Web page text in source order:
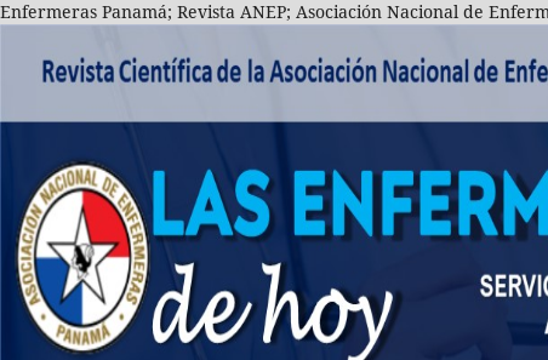
Enfermeras Panamá; Revista ANEP; Asociación Nacional de